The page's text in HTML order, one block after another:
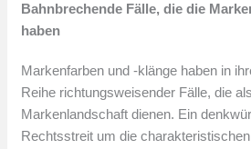
Bahnbrechende Fälle, die die
haben
Markenfarben und -klänge haben in
Reihe richtungsweisender Fälle, die
Markenlandschaft dienen. Ein
Rechtsstreit um die